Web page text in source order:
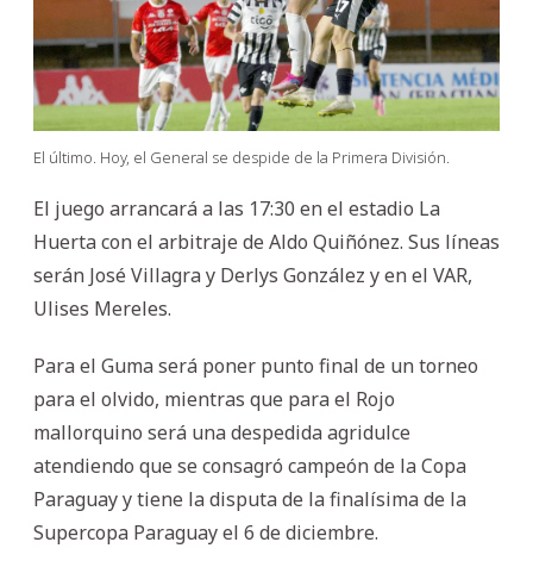
El último. Hoy, el General se despide de la Primera División.
El juego arrancará a las 17:30 en el estadio La
Huerta con el arbitraje de Aldo Quiñónez. Sus líneas
serán José Villagra y Derlys González y en el VAR,
Ulises Mereles.
Para el Guma será poner punto final de un torneo
para el olvido, mientras que para el Rojo
mallorquino será una despedida agridulce
atendiendo que se consagró campeón de la Copa
Paraguay y tiene la disputa de la finalísima de la
Supercopa Paraguay el 6 de diciembre.